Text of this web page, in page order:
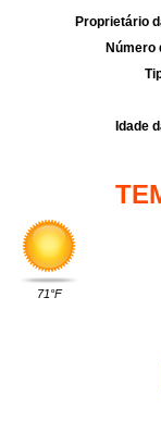
Proprietário
Número
Idade
71°F